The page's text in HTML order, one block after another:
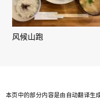
风候山跑
本页中的部分内容是由自动翻译生